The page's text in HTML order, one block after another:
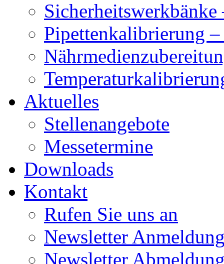
Pipettenkalibrierung
Aktuelles
Stellenangebote
Messetermine
Downloads
Kontakt
Rufen Sie uns an
Newsletter
Newsletter